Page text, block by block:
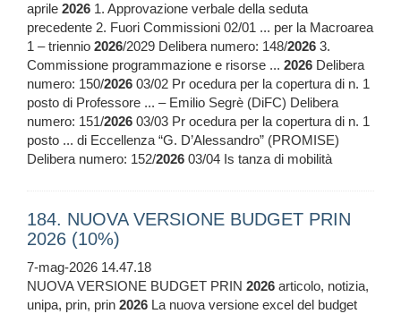
aprile 2026 1. Approvazione verbale della seduta
precedente 2. Fuori Commissioni 02/01 ... per la Macroarea
1 – triennio 2026/2029 Delibera numero: 148/2026 3.
Commissione programmazione e risorse ... 2026 Delibera
numero: 150/2026 03/02 Pr ocedura per la copertura di n. 1
posto di Professore ... – Emilio Segrè (DiFC) Delibera
numero: 151/2026 03/03 Pr ocedura per la copertura di n. 1
posto ... di Eccellenza “G. D’Alessandro” (PROMISE)
Delibera numero: 152/2026 03/04 Is tanza di mobilità
184. NUOVA VERSIONE BUDGET PRIN
2026 (10%)
7-mag-2026 14.47.18
NUOVA VERSIONE BUDGET PRIN 2026 articolo, notizia,
unipa, prin, prin 2026 La nuova versione excel del budget